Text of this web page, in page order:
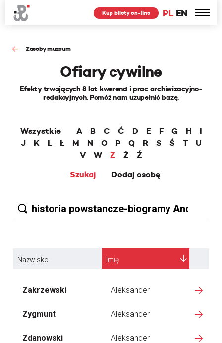
PL EN
Kup bilety on-line
Zasoby muzeum
Ofiary cywilne
Efekty trwających 8 lat kwerend i prac archiwizacyjno-
redakcyjnych. Pomóż nam uzupełnić bazę.
Wszystkie A B C Ć D E F G H
I
J
K L Ł M N O P Q R S Ś T
U
V
W Z Ż
Ź
Szukaj
Dodaj osobę
Nazwisko Imię
Zakrzewski Aleksander
Zygmunt Aleksander
Zdanowski Aleksander